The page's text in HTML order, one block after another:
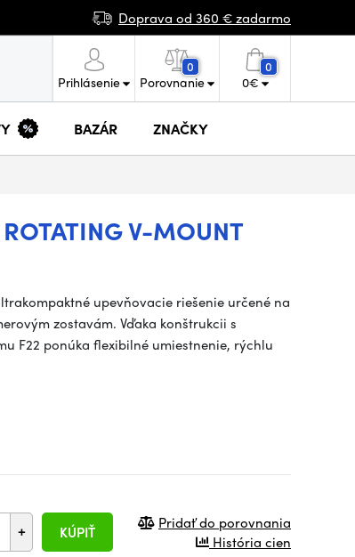
Doprava od 360 € zadarmo
Prihlásenie
0
Porovnanie
0
0€
BAZÁR ZNAČKY
V-MOUNT
upevňovacie riešenie určené na
zostavám. Vďaka konštrukcii s
F22 ponúka flexibilné umiestnenie, rýchlu
+ KÚPIŤ
Pridať do porovnania
História cien